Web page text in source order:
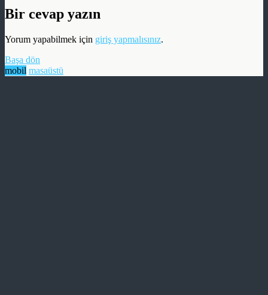
Bir cevap yazın
Yorum yapabilmek için giriş yapmalısınız.
Başa dön
mobil masaüstü